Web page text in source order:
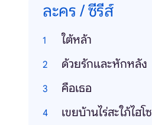
ละคร / ซีรีส์
ใต้หล้า
ด้วยรักและหักหลัง
คือเธอ
เขยบ้านไร่สะใภ้ไฮโซ